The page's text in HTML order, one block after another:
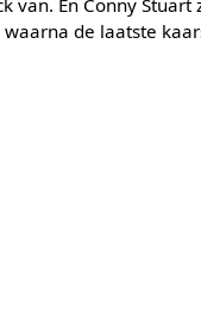
van. En Conny Stuart
de laatste